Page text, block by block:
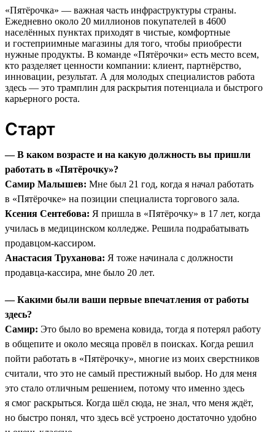
«Пятёрочка» — важная часть инфраструктуры страны.
Ежедневно около 20 миллионов покупателей в 4600
населённых пунктах приходят в чистые, комфортные
и гостеприимные магазины для того, чтобы приобрести
нужные продукты. В команде «Пятёрочки» есть место всем,
кто разделяет ценности компании: клиент, партнёрство,
инновации, результат. А для молодых специалистов работа
здесь — это трамплин для раскрытия потенциала и быстрого
карьерного роста.
Старт
— В каком возрасте и на какую должность вы пришли
работать в «Пятёрочку»?
Самир Малышев: Мне был 21 год, когда я начал работать
в «Пятёрочке» на позиции специалиста торгового зала.
Ксения Сентебова: Я пришла в «Пятёрочку» в 17 лет, когда
училась в медицинском колледже. Решила подрабатывать
продавцом-кассиром.
Анастасия Труханова: Я тоже начинала с должности
продавца-кассира, мне было 20 лет.
— Какими были ваши первые впечатления от работы
здесь?
Самир: Это было во времена ковида, тогда я потерял работу
в общепите и около месяца провёл в поисках. Когда решил
пойти работать в «Пятёрочку», многие из моих сверстников
считали, что это не самый престижный выбор. Но для меня
это стало отличным решением, потому что именно здесь
я смог раскрыться. Когда шёл сюда, не знал, что меня ждёт,
но быстро понял, что здесь всё устроено достаточно удобно